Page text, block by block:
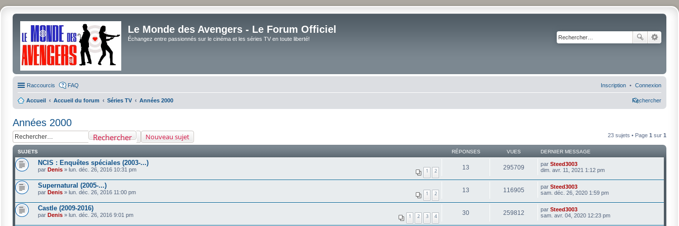
Le Monde des Avengers - Le Forum Officiel
Échangez entre passionnés sur le cinéma et les séries TV en toute liberté!
Raccourcis FAQ Connexion
Inscription
Accueil Accueil du forum Séries TV Années 2000 Rechercher
Années 2000
Nouveau sujet
Rechercher 23 sujets • Page 1 sur 1
SUJETS RÉPONSES VUES DERNIER MESSAGE
NCIS : Enquêtes spéciales (2003-...)
par Denis » lun. déc. 26, 2016 10:31 pm 1 2 13 295709 par Steed3003
dim. avr. 11, 2021 1:12 pm
Supernatural (2005-...)
par Denis » lun. déc. 26, 2016 11:00 pm 1 2 13 116905 par Steed3003
sam. déc. 26, 2020 1:59 pm
Castle (2009-2016)
par Denis » lun. déc. 26, 2016 9:01 pm 1 2 3 4 30 259812 par Steed3003
sam. avr. 04, 2020 12:23 pm